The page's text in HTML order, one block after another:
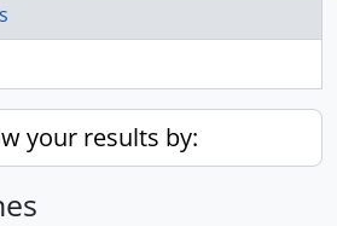
your results by: